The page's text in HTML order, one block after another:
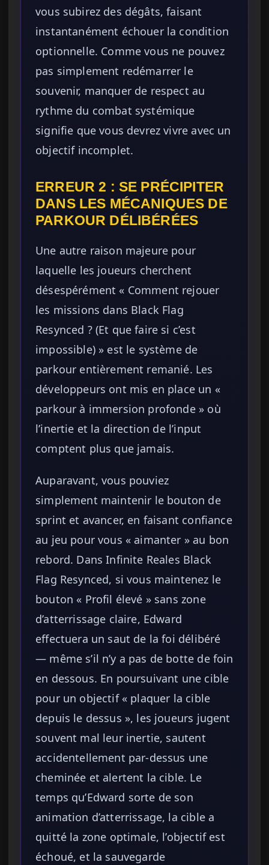
vous subirez des dégâts, faisant
instantanément échouer la condition
optionnelle. Comme vous ne pouvez
pas simplement redémarrer le
souvenir, manquer de respect au
rythme du combat systémique
signifie que vous devrez vivre avec un
objectif incomplet.
ERREUR 2 : SE PRÉCIPITER
DANS LES MÉCANIQUES DE
PARKOUR DÉLIBÉRÉES
Une autre raison majeure pour
laquelle les joueurs cherchent
désespérément « Comment rejouer
les missions dans Black Flag
Resynced ? (Et que faire si c’est
impossible) » est le système de
parkour entièrement remanié. Les
développeurs ont mis en place un «
parkour à immersion profonde » où
l’inertie et la direction de l’input
comptent plus que jamais.
Auparavant, vous pouviez
simplement maintenir le bouton de
sprint et avancer, en faisant confiance
au jeu pour vous « aimanter » au bon
rebord. Dans Infinite Reales Black
Flag Resynced, si vous maintenez le
bouton « Profil élevé » sans zone
d’atterrissage claire, Edward
effectuera un saut de la foi délibéré
— même s’il n’y a pas de botte de foin
en dessous. En poursuivant une cible
pour un objectif « plaquer la cible
depuis le dessus », les joueurs jugent
souvent mal leur inertie, sautent
accidentellement par-dessus une
cheminée et alertent la cible. Le
temps qu’Edward sorte de son
animation d’atterrissage, la cible a
quitté la zone optimale, l’objectif est
échoué, et la sauvegarde